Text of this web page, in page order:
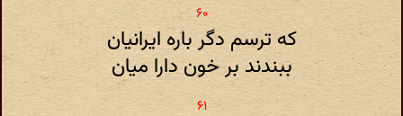
که ترسم دگر باره ایرانیان
ببندند بر خون دارا میان